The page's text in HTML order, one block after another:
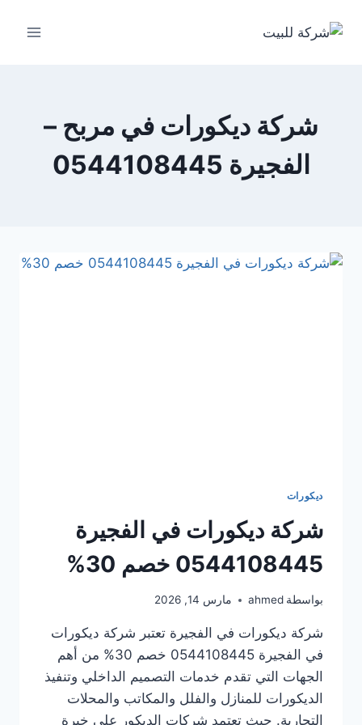
شركة ديكورات في مربح –
الفجيرة 0544108445
ديكورات
شركة ديكورات في الفجيرة
0544108445 خصم 30%
بواسطة ahmed مارس 14, 2026
شركة ديكورات في الفجيرة تعتبر شركة ديكورات
في الفجيرة 0544108445 خصم 30% من أهم
الجهات التي تقدم خدمات التصميم الداخلي وتنفيذ
الديكورات للمنازل والفلل والمكاتب والمحلات
التجارية. حيث تعتمد شركات الديكور على خبرة